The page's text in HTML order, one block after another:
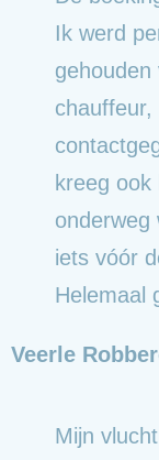
Ik werd
kreeg
onderweg
iets vóór
Helemaal
Veerle
Mijn